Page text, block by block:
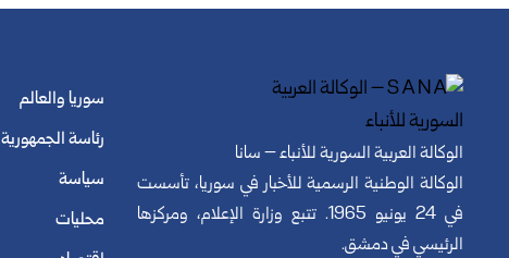
الوكالة العربية السورية للأنباء – سانا
الوكالة الوطنية الرسمية للأخبار في سوريا، تأسست
في 24 يونيو 1965. تتبع وزارة الإعلام، ومركزها
الرئيسي في دمشق.
سوريا والعالم
رئاسة الجمهورية
سياسة
محليات